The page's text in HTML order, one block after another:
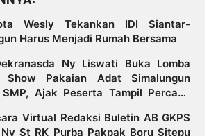
Wesly Tekankan IDI Siantar-
Harus Menjadi Rumah Bersama
Ny Liswati Buka Lomba
Show Pakaian Adat Simalungun
Ajak Peserta Tampil Percaya
Virtual Redaksi Buletin AB GKPS
St RK Purba Pakpak Boru Sitepu